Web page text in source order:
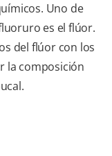
Uno de
es el flúor.
del flúor con los
la composición